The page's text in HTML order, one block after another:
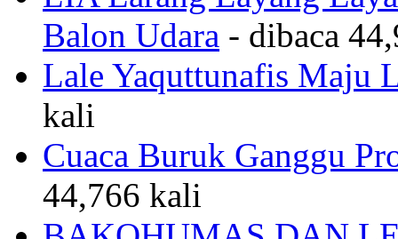
Balon Udara - dibaca
Lale Yaquttunafis Maju
kali
Cuaca Buruk Ganggu
44,766 kali